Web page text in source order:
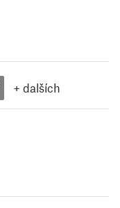
+ dalších